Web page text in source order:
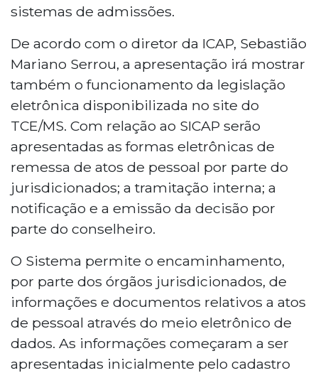
sistemas de admissões.
De acordo com o diretor da ICAP, Sebastião
Mariano Serrou, a apresentação irá mostrar
também o funcionamento da legislação
eletrônica disponibilizada no site do
TCE/MS. Com relação ao SICAP serão
apresentadas as formas eletrônicas de
remessa de atos de pessoal por parte do
jurisdicionados; a tramitação interna; a
notificação e a emissão da decisão por
parte do conselheiro.
O Sistema permite o encaminhamento,
por parte dos órgãos jurisdicionados, de
informações e documentos relativos a atos
de pessoal através do meio eletrônico de
dados. As informações começaram a ser
apresentadas inicialmente pelo cadastro